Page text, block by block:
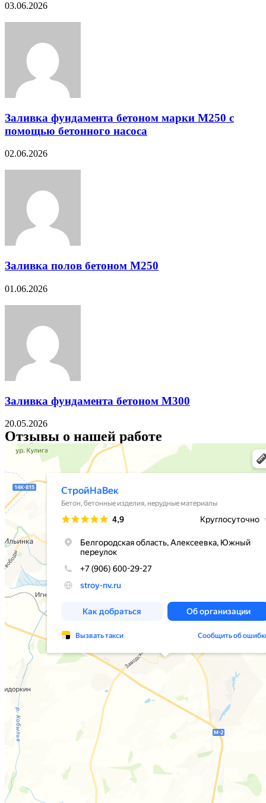
03.06.2026
Заливка фундамента бетоном марки М250 с
помощью бетонного насоса
02.06.2026
Заливка полов бетоном М250
01.06.2026
Заливка фундамента бетоном М300
20.05.2026
Отзывы о нашей работе